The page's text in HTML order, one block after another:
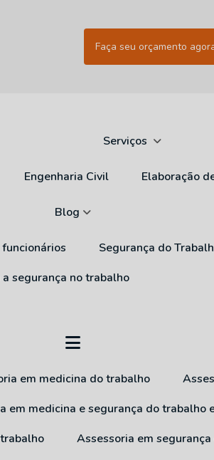
Faça seu orçamento
Serviços
Engenharia Civil Elaboração
Blog
Segurança do
segurança no trabalho
em medicina do trabalho
em medicina e segurança do trabalho
Assessoria em